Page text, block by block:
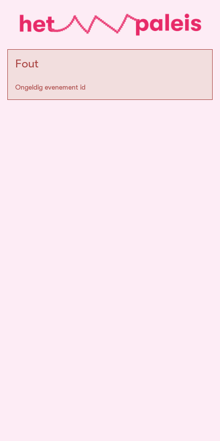
Fout
Ongeldig evenement id